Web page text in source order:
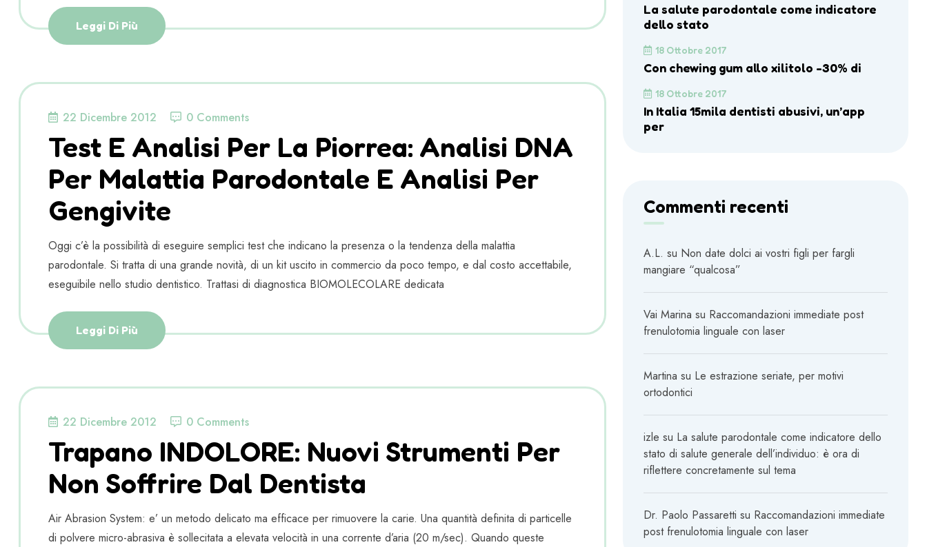
Leggi Di Più
22 Dicembre 2012 0 Comments
Test E Analisi Per La Piorrea: Analisi DNA
Per Malattia Parodontale E Analisi Per
Gengivite
Oggi c’è la possibilità di eseguire semplici test che indicano la presenza o la tendenza della malattia
parodontale. Si tratta di una grande novità, di un kit uscito in commercio da poco tempo, e dal costo accettabile,
eseguibile nello studio dentistico. Trattasi di diagnostica BIOMOLECOLARE dedicata
Leggi Di Più
22 Dicembre 2012 0 Comments
Trapano INDOLORE: Nuovi Strumenti Per
Non Soffrire Dal Dentista
Air Abrasion System: e’ un metodo delicato ma efficace per rimuovere la carie. Una quantità definita di particelle
di polvere micro-abrasiva è sollecitata a elevata velocità in una corrente d’aria (20 m/sec). Quando queste
La salute parodontale come indicatore
dello stato
18 Ottobre 2017
Con chewing gum allo xilitolo -30% di
18 Ottobre 2017
In Italia 15mila dentisti abusivi, un’app
per
Commenti recenti
A.L. su Non date dolci ai vostri figli per fargli
mangiare “qualcosa”
Vai Marina su Raccomandazioni immediate post
frenulotomia linguale con laser
Martina su Le estrazione seriate, per motivi
ortodontici
izle su La salute parodontale come indicatore dello
stato di salute generale dell’individuo: è ora di
riflettere concretamente sul tema
Dr. Paolo Passaretti su Raccomandazioni immediate
post frenulotomia linguale con laser